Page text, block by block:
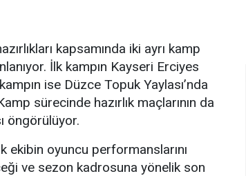
kapsamında iki ayrı kamp
İlk kampın Kayseri Erciyes
ise Düzce Topuk Yaylası’nda
sürecinde hazırlık maçlarının da
öngörülüyor.
ekibin oyuncu performanslarını
ve sezon kadrosuna yönelik son